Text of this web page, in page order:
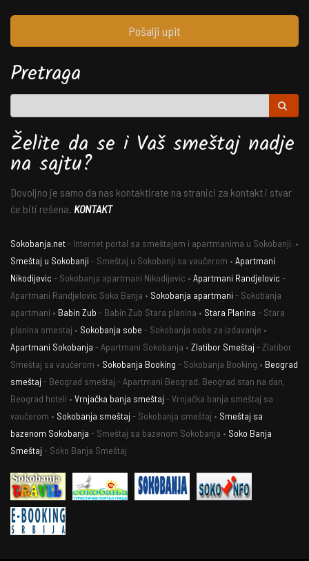
Pošalji upit
Pretraga
Želite da se i Vaš smeštaj nadje
na sajtu?
Dovoljno je samo da nas kontaktirate na stranici za kontakt i stvar
će biti rešena. KONTAKT
Sokobanja.net- Internet portal sa smeštajem i apartmanima u Sokobanji. •
Smeštaj u Sokobanji - Smeštaj u Sokobanji sa vaučerom • Apartmani
Nikodijevic - Sokobanja apartmani Nikodijevic • Apartmani Randjelovic -
Apartmani Randjelovic Soko Banja • Sokobanja apartmani - Sokobanja
apartmani • Babin Zub - Babin Zub Stara planina • Stara Planina - Stara
planina smestaj • Sokobanja sobe - Sokobanja sobe za izdavanje •
Apartmani Sokobanja - Apartmani Sokobanja • Zlatibor Smeštaj - Zlatibor
Smeštaj sa vaučerom • Sokobanja Booking - Sokobanja Booking • Beograd
smeštaj - Beograd smeštaj - Apartmani Beograd, Beograd stan na dan,
Beograd hoteli • Vrnjačka banja smeštaj - Vrnjačka banja smeštaj sa
vaučerom • Sokobanja smeštaj - Sokobanja smeštaj • Smeštaj sa
bazenom Sokobanja - Smeštaj sa bazenom Sokobanja • Soko Banja
Smeštaj - Soko Banja Smeštaj